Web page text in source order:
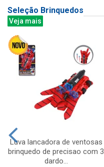
Seleção Brinquedos
Veja mais
Luva lancadora de ventosas
brinquedo de precisao com 3
dardo...